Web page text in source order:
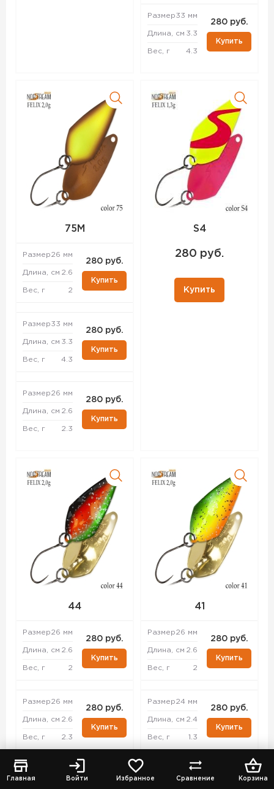
Главная Войти Избранное Сравнение Корзина
Размер33 мм
Длина, см 3.3
Вес, г 4.3
280 руб.
Купить
75M
Размер26 мм
Длина, см 2.6
Вес, г 2
280 руб.
Купить
Размер33 мм
Длина, см 3.3
Вес, г 4.3
280 руб.
Купить
Размер26 мм
Длина, см 2.6
Вес, г 2.3
280 руб.
Купить
S4
280 руб.
Купить
44
Размер26 мм
Длина, см 2.6
Вес, г 2
280 руб.
Купить
Размер26 мм
Длина, см 2.6
Вес, г 2.3
280 руб.
Купить
Размер
280 руб.
41
Размер26 мм
Длина, см 2.6
Вес, г 2
280 руб.
Купить
Размер24 мм
Длина, см 2.4
Вес, г 1.3
280 руб.
Купить
26 мм
280 руб.